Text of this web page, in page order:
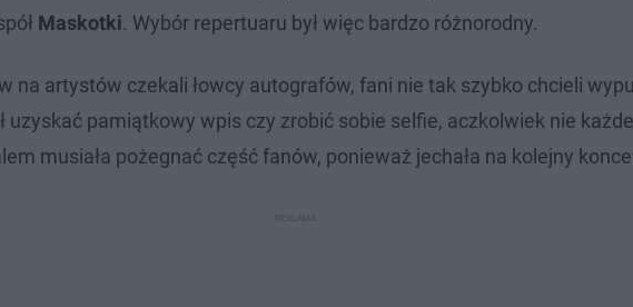
Maskotki. Wybór repertuaru był więc bardzo różnorodny.
na artystów czekali łowcy autografów, fani nie tak szybko chcieli
uzyskać pamiątkowy wpis czy zrobić sobie selfie, aczkolwiek nie
musiała pożegnać część fanów, ponieważ jechała na kolejny